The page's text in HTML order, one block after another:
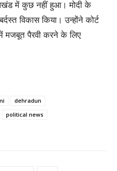
में कुछ नहीं हुआ। मोदी के
विकास किया। उन्होंने कोर्ट
मजबूत पैरवी करने के लिए
dehradun
political news